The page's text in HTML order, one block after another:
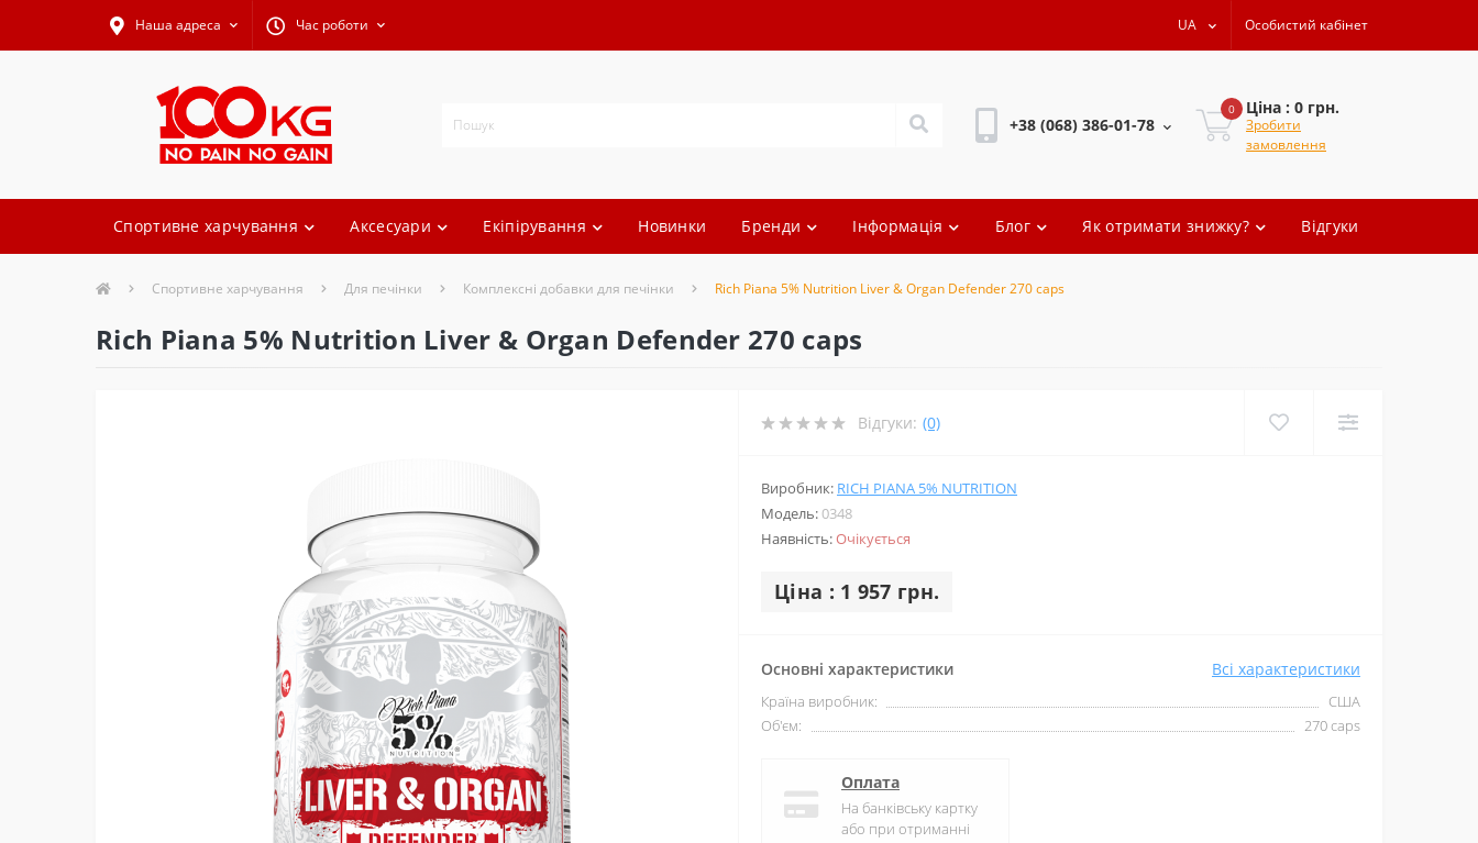
Наша адреса Час роботи UA Особистий кабінет
+38 (068) 386-01-78
oleg.artem
0 Ціна : 0 грн.
Зробити
замовлення
Спортивне харчування Аксесуари Екіпірування Новинки Бренди Інформація Блог Як отримати знижку? Відгуки
Спортивне харчування Для печінки Комплексні добавки для печінки Rich Piana 5% Nutrition Liver & Organ Defender 270 caps
Rich Piana 5% Nutrition Liver & Organ Defender 270 caps
Відгуки: (0)
Виробник: RICH PIANA 5% NUTRITION
Модель:0348
Наявність:Очікується
Ціна : 1 957 грн.
Основні характеристики Всі характеристики
Країна виробник:
США
Об'єм:
270 caps
Оплата
На банківську картку
або при отриманні